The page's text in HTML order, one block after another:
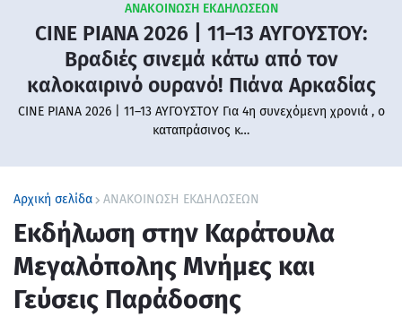
ΑΝΑΚΟΙΝΩΣΗ ΕΚΔΗΛΩΣΕΩΝ
CINE PIANA 2026 | 11–13 ΑΥΓΟΥΣΤΟΥ:
Βραδιές σινεμά κάτω από τον
καλοκαιρινό ουρανό! Πιάνα Αρκαδίας
CINE PIANA 2026 | 11–13 ΑΥΓΟΥΣΤΟΥ Για 4η συνεχόμενη χρονιά , ο
καταπράσινος κ…
Αρχική σελίδα ΑΝΑΚΟΙΝΩΣΗ ΕΚΔΗΛΩΣΕΩΝ
Εκδήλωση στην Καράτουλα
Μεγαλόπολης Μνήμες και
Γεύσεις Παράδοσης